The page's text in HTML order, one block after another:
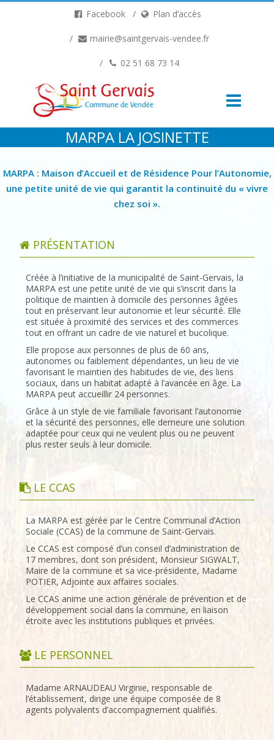
Facebook Plan d’accès
mairie@saintgervais-vendee.fr
02 51 68 73 14
MARPA LA JOSINETTE
MARPA : Maison d’Accueil et de Résidence Pour l’Autonomie,
une petite unité de vie qui garantit la continuité du « vivre
chez soi ».
PRÉSENTATION
Créée à l’initiative de la municipalité de Saint-Gervais, la
MARPA est une petite unité de vie qui s’inscrit dans la
politique de maintien à domicile des personnes âgées
tout en préservant leur autonomie et leur sécurité. Elle
est située à proximité des services et des commerces
tout en offrant un cadre de vie naturel et bucolique.
Elle propose aux personnes de plus de 60 ans,
autonomes ou faiblement dépendantes, un lieu de vie
favorisant le maintien des habitudes de vie, des liens
sociaux, dans un habitat adapté à l’avancée en âge. La
MARPA peut accueillir 24 personnes.
Grâce à un style de vie familiale favorisant l’autonomie
et la sécurité des personnes, elle demeure une solution
adaptée pour ceux qui ne veulent plus ou ne peuvent
plus rester seuls à leur domicile.
LE CCAS
La MARPA est gérée par le Centre Communal d’Action
Sociale (CCAS) de la commune de Saint-Gervais.
Le CCAS est composé d’un conseil d’administration de
17 membres, dont son président, Monsieur SIGWALT,
Maire de la commune et sa vice-présidente, Madame
POTIER, Adjointe aux affaires sociales.
Le CCAS anime une action générale de prévention et de
développement social dans la commune, en liaison
étroite avec les institutions publiques et privées.
LE PERSONNEL
Madame ARNAUDEAU Virginie, responsable de
l’établissement, dirige une équipe composée de 8
agents polyvalents d’accompagnement qualifiés.